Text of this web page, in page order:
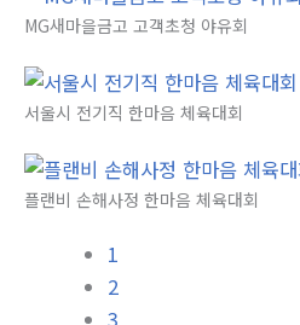
MG새마을금고 고객초청 야유회
서울시 전기직 한마음 체육대회
플랜비 손해사정 한마음 체육대회
1
2